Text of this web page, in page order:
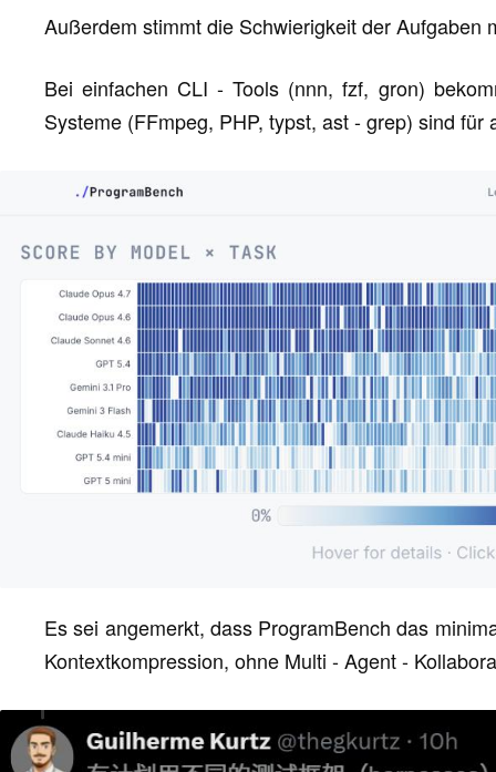
Außerdem stimmt die Schwierigkeit der Aufgaben
Bei einfachen CLI - Tools (nnn, fzf, gron)
Systeme (FFmpeg, PHP, typst, ast - grep) sind
Es sei angemerkt, dass ProgramBench das
Kontextkompression, ohne Multi - Agent -